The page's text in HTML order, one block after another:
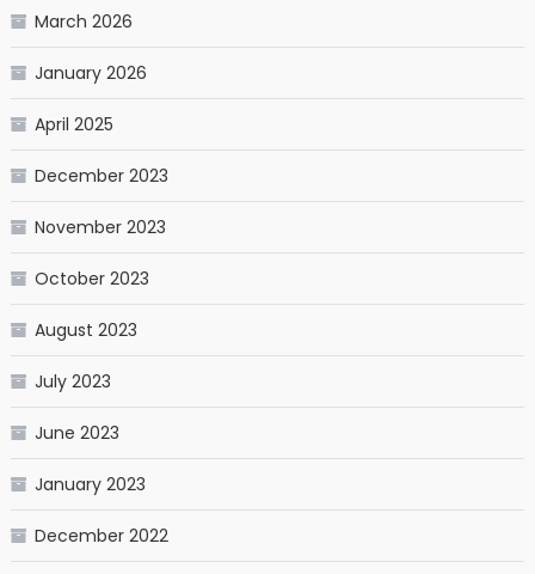
March 2026
January 2026
April 2025
December 2023
November 2023
October 2023
August 2023
July 2023
June 2023
January 2023
December 2022